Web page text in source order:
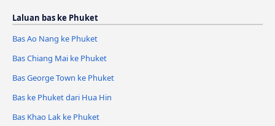
Laluan bas ke Phuket
Bas Ao Nang ke Phuket
Bas Chiang Mai ke Phuket
Bas George Town ke Phuket
Bas ke Phuket dari Hua Hin
Bas Khao Lak ke Phuket